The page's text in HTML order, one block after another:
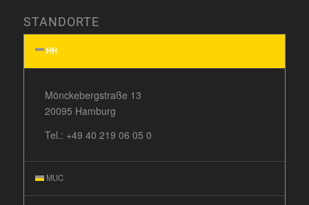
STANDORTE
HH
Mönckebergstraße 13
20095 Hamburg
Tel.: +49 40 219 06 05 0
MUC